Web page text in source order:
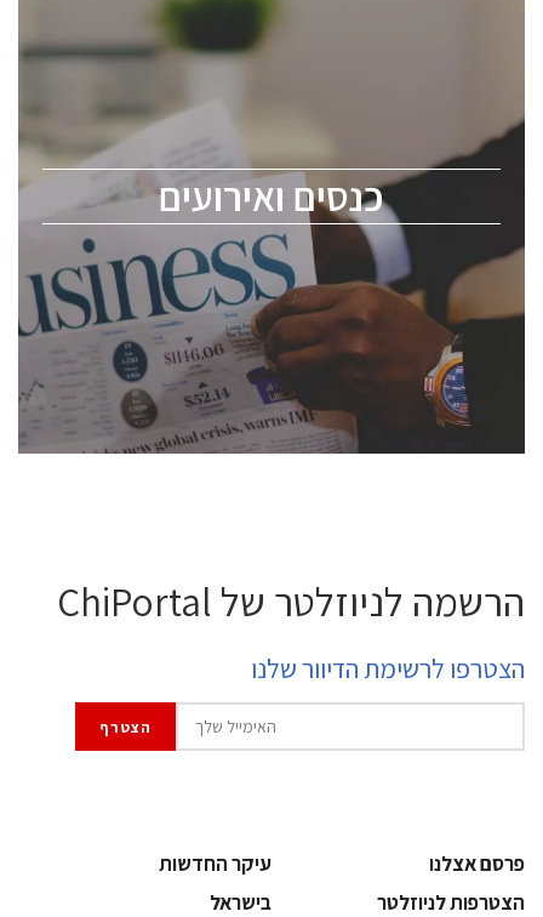
כנסים ואירועים
כנסים ואירועים
לכל העוסקים בתעשיית הסמיקונדקטור כולל מהנדסים,
מומחים מקצועיים ובכירים.
ChipEx2026 will be held on May 12-13, 2026. The
conference is intended for everyone involved in the
semiconductor industry, including engineers,
professional experts, and senior executives.
לחץ לפרטים
הרשמה לניוזלטר של ChiPortal
הצטרפו לרשימת הדיוור שלנו
פרסם אצלנו
עיקר החדשות
הצטרפות לניוזלטר
בישראל